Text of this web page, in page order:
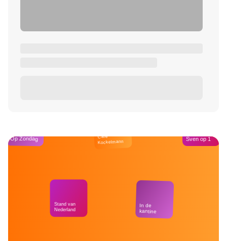
Op Zondag
Stand van
Nederland
Café
Kockelmann
In de
kantine
Sven op 1